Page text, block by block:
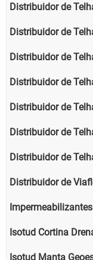
Distribuidor de
Distribuidor de
Distribuidor de
Distribuidor de
Distribuidor de
Distribuidor de
Distribuidor de
Distribuidor de
Isotud Cortina
Isotud Manta